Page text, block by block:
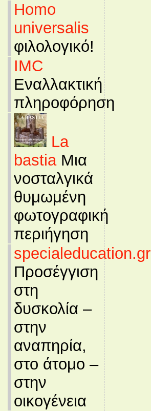
Homo
universalis
φιλολογικό!
IMC
Εναλλακτική
πληροφόρηση
La
bastiaΜια
νοσταλγικά
θυμωμένη
φωτογραφική
περιήγηση
specialeducation.gr
Προσέγγιση
στη
δυσκολία –
στην
αναπηρία,
στο άτομο –
στην
οικογένεια